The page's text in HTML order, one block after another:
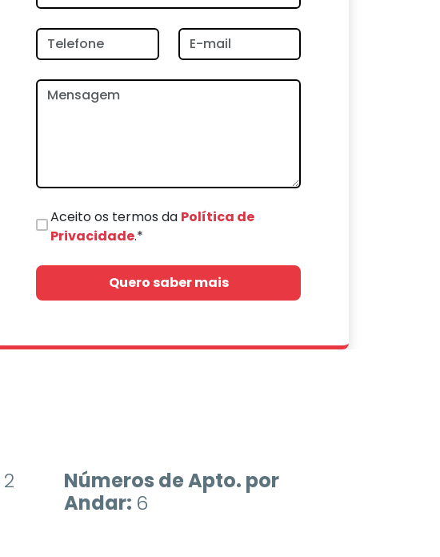
Aceito os termos da Política de
Privacidade.*
Quero saber mais
2
Números de Apto. por
Andar: 6